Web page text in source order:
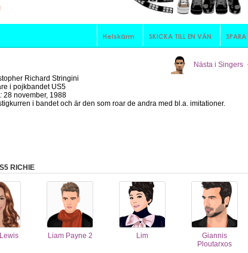
Nästa i Singers
Richard Stringini
i pojkbandet US5
28 november, 1988
i bandet och är den som roar de andra med bl.a. imitationer.
RICHIE
Liam Payne 2 Lim
Giannis
Ploutarxos